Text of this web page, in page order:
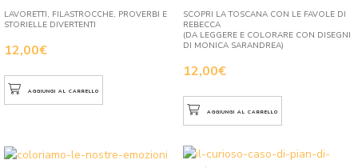
12,00€
LAVORETTI, FILASTROCCHE, PROVERBI E
STORIELLE DIVERTENTI
AGGIUNGI AL CARRELLO
12,00€
SCOPRI LA TOSCANA CON LE FAVOLE DI
REBECCA
(DA LEGGERE E COLORARE CON DISEGNI
DI MONICA SARANDREA)
AGGIUNGI AL CARRELLO